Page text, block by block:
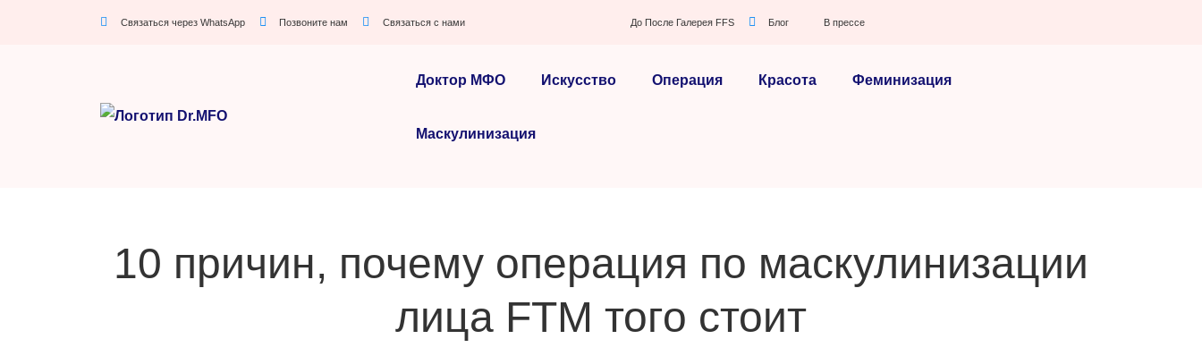
Связаться через WhatsApp Позвоните нам Связаться с нами До После Галерея FFS Блог В прессе
Доктор МФО Искусство Операция Красота Феминизация
Маскулинизация
10 причин, почему операция по маскулинизации
лица FTM того стоит